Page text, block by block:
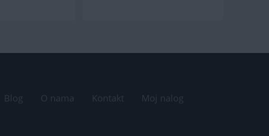
Blog O nama Kontakt Moj nalog